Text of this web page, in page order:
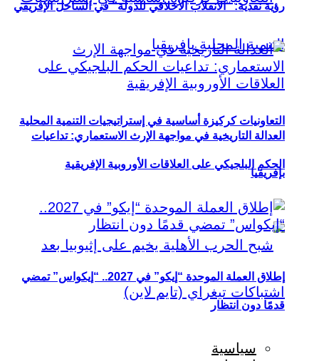
التعاونيات كركيزة أساسية في إستراتيجيات التنمية المحلية
بإفريقيا
رؤية نقدية: “الانقلاب الأخلاقي للدولة” في الساحل الإفريقي
العدالة التاريخية في مواجهة الإرث الاستعماري: تداعيات
الحكم البلجيكي على العلاقات الأوروبية الإفريقية
إطلاق العملة الموحدة “إيكو” في 2027.. “إيكواس” تمضي
قدمًا دون انتظار
سياسية